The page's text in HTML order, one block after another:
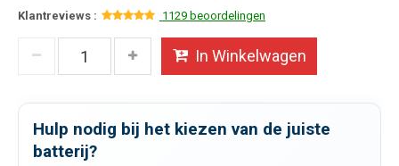
Klantreviews :
1129 beoordelingen
In Winkelwagen
Hulp nodig bij het kiezen van de juiste
batterij?